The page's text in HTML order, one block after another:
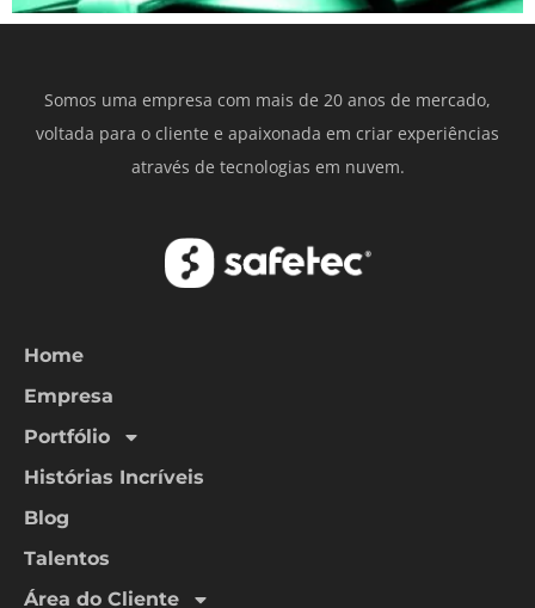
Somos uma empresa com mais de 20 anos de mercado,
voltada para o cliente e apaixonada em criar experiências
através de tecnologias em nuvem.
Home
Empresa
Portfólio
Histórias Incríveis
Blog
Talentos
Área do Cliente